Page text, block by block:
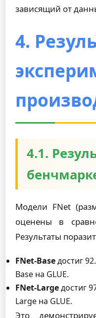
зависящий от
4.
4.1.
Модели FNet
оценены в
Результаты
FNet-Baseдостиг
Base на GLUE.
FNet-Largeдостиг
Large на GLUE.
Это